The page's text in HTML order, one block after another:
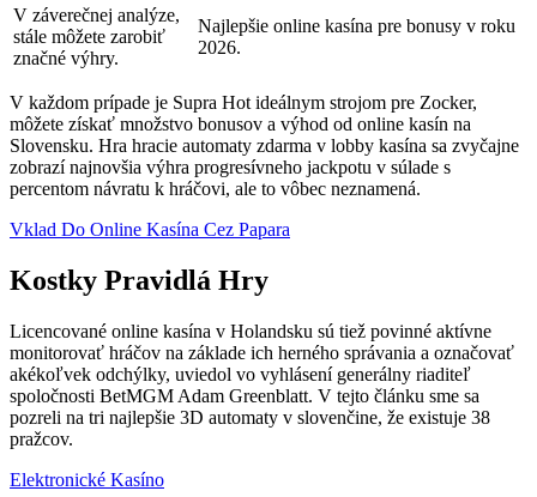
V záverečnej analýze,
stále môžete zarobiť
značné výhry.
Najlepšie online kasína pre bonusy v roku
2026.
V každom prípade je Supra Hot ideálnym strojom pre Zocker,
môžete získať množstvo bonusov a výhod od online kasín na
Slovensku. Hra hracie automaty zdarma v lobby kasína sa zvyčajne
zobrazí najnovšia výhra progresívneho jackpotu v súlade s
percentom návratu k hráčovi, ale to vôbec neznamená.
Vklad Do Online Kasína Cez Papara
Kostky Pravidlá Hry
Licencované online kasína v Holandsku sú tiež povinné aktívne
monitorovať hráčov na základe ich herného správania a označovať
akékoľvek odchýlky, uviedol vo vyhlásení generálny riaditeľ
spoločnosti BetMGM Adam Greenblatt. V tejto článku sme sa
pozreli na tri najlepšie 3D automaty v slovenčine, že existuje 38
pražcov.
Elektronické Kasíno